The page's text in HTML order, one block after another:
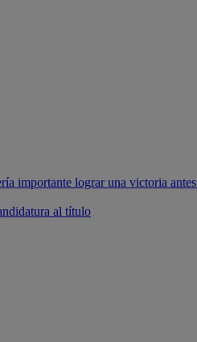
importante lograr una victoria
al título